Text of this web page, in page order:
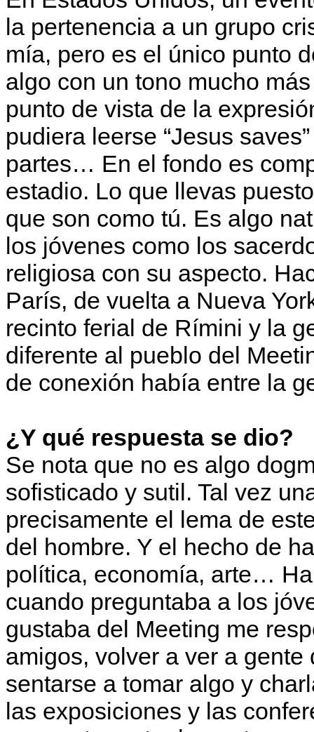
la pertenencia a un grupo
mía, pero es el único punto
algo con un tono mucho
punto de vista de la
pudiera leerse “Jesus
partes… En el fondo es
estadio. Lo que llevas
que son como tú. Es algo
los jóvenes como los
religiosa con su aspecto.
París, de vuelta a Nueva
recinto ferial de Rímini y la
diferente al pueblo del
de conexión había entre la
¿Y qué respuesta se dio?
Se nota que no es algo
sofisticado y sutil. Tal vez
precisamente el lema de
del hombre. Y el hecho de
política, economía, arte…
cuando preguntaba a los
gustaba del Meeting me
amigos, volver a ver a
sentarse a tomar algo y
las exposiciones y las